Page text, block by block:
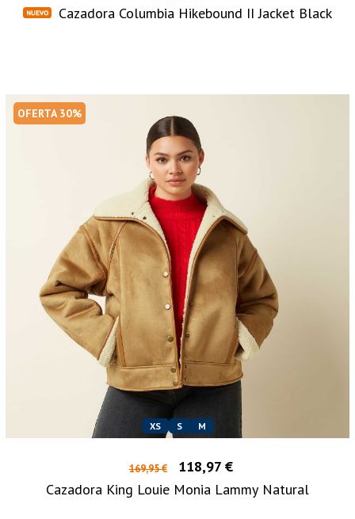
Cazadora Columbia Hikebound II Jacket Black
OFERTA 30%
XS S M
169,95 €
118,97 €
Cazadora King Louie Monia Lammy Natural